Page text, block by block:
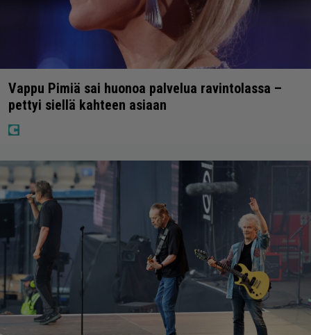
Vappu Pimiä sai huonoa palvelua ravintolassa –
pettyi siellä kahteen asiaan